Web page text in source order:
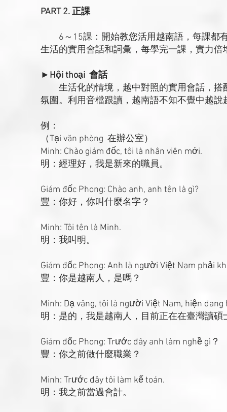
PART 2. 正課
6～15課：開始教您活用越南語，每課都
生活的實用會話和詞彙，每學完一課，實力
►Hội thoại 會話
生活化的情境，越中對照的實用會話，搭
氛圍。利用音檔跟讀，越南語不知不覺中越說
例：
（Tại văn phòng 在辦公室）
Minh: Chào giám đốc, tôi là nhân viên mới.
明：經理好，我是新來的職員。
Giám đốc Phong: Chào anh, anh tên là gì?
豐：你好，你叫什麼名字？
Minh: Tôi tên là Minh.
明：我叫明。
Giám đốc Phong: Anh là người Việt Nam phải
豐：你是越南人，是嗎？
Minh: Dạ vâng, tôi là người Việt Nam, hiện
明：是的，我是越南人，目前正在在臺灣讀碩
Giám đốc Phong: Trước đây anh làm nghề gì？
豐：你之前做什麼職業？
Minh: Trước đây tôi làm kế toán.
明：我之前當過會計。